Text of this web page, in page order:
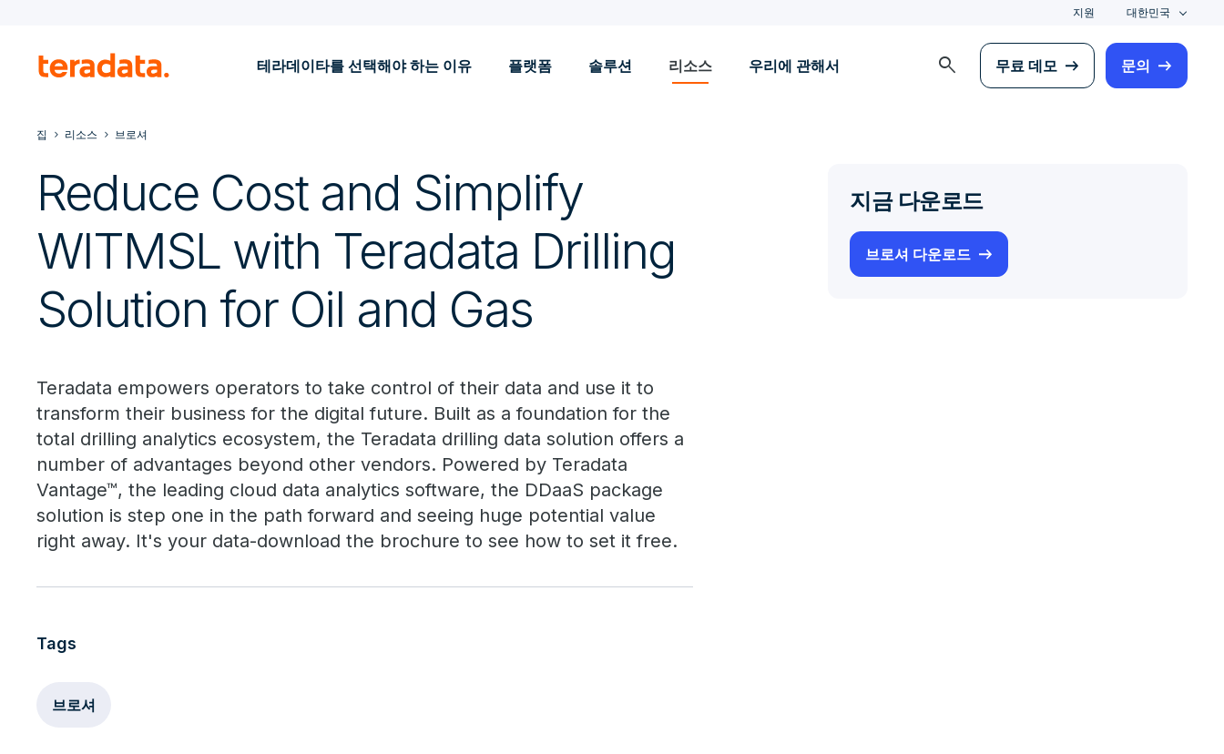
지원 대한민국
테라데이타를 선택해야 하는 이유 플랫폼 솔루션 리소스 우리에 관해서 search 무료 데모 문의
집 리소스 브로셔
Reduce Cost and Simplify
WITMSL with Teradata Drilling
Solution for Oil and Gas
Teradata empowers operators to take control of their data and use it to
transform their business for the digital future. Built as a foundation for the
total drilling analytics ecosystem, the Teradata drilling data solution offers a
number of advantages beyond other vendors. Powered by Teradata
Vantage™, the leading cloud data analytics software, the DDaaS package
solution is step one in the path forward and seeing huge potential value
right away. It's your data-download the brochure to see how to set it free.
지금 다운로드
브로셔 다운로드
Tags
브로셔